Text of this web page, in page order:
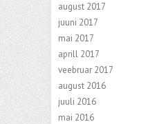
august 2017
juuni 2017
mai 2017
aprill 2017
veebruar 2017
august 2016
juuli 2016
mai 2016